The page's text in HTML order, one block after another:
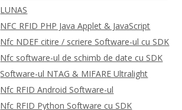
LUNAS
NFC RFID PHP Java Applet & JavaScript
Nfc NDEF citire / scriere Software-ul cu SDK
Nfc software-ul de schimb de date cu SDK
Software-ul NTAG & MIFARE Ultralight
Nfc RFID Android Software-ul
Nfc RFID Python Software cu SDK